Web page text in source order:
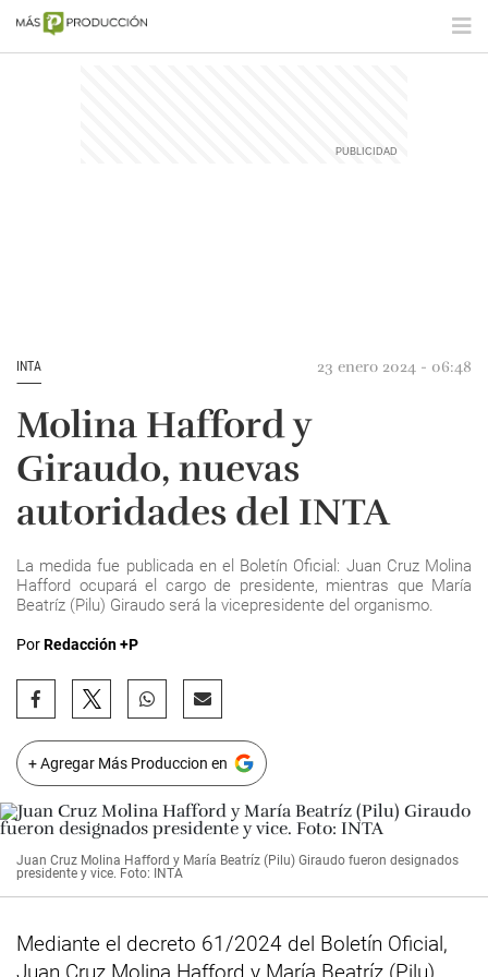
INTA 23 enero 2024 - 06:48
Molina Hafford y
Giraudo, nuevas
autoridades del INTA
La medida fue publicada en el Boletín Oficial: Juan Cruz Molina
Hafford ocupará el cargo de presidente, mientras que María
Beatríz (Pilu) Giraudo será la vicepresidente del organismo.
PorRedacción +P
+ Agregar Más Produccion en
Juan Cruz Molina Hafford y María Beatríz (Pilu) Giraudo fueron designados
presidente y vice. Foto: INTA
Mediante el decreto 61/2024 del Boletín Oficial,